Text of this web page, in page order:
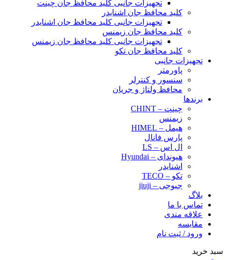
تجهیزات جانبی کلید محافظ جان چینت
کلید محافظ جان اشنایدر
تجهیزات جانبی کلید محافظ جان اشنایدر
کلید محافظ جان زیمنس
تجهیزات جانبی کلید محافظ جان زیمنس
کلید محافظ جان تکو
تجهیزات جانبی
پاورمتر
سنسور و کنترلر
محافظ ولتاژ و‌ جریان
برندها
چینت – CHINT
زیمنس
هیمل – HIMEL
پارس فانال
ال اس – LS
هیوندای – Hyundai
اشنایدر
تکو – TECO
جیوجی – jiuji
بلاگ
تماس با ما
علاقه مندی
مقایسه
ورود / ثبت نام
سبد خرید